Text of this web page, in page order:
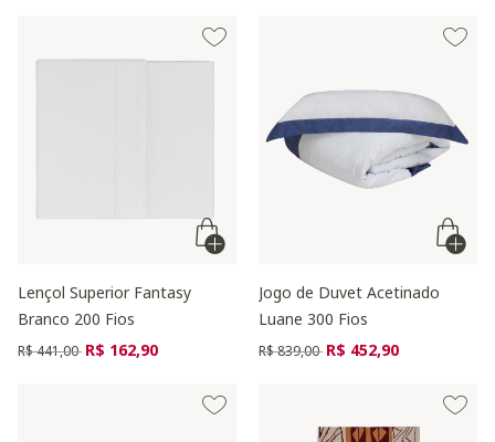
Lençol Superior Fantasy
Branco 200 Fios
Preço reduzido de
R$ 441,00 para
R$ 162,90
Jogo de Duvet Acetinado
Luane 300 Fios
Preço reduzido de
R$ 839,00 para
R$ 452,90